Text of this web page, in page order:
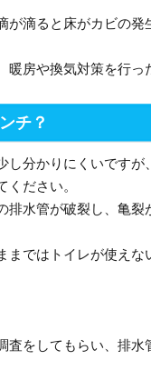
が滴ると床がカビの
房や換気対策を行っ
チ？
し分かりにくいです
ださい。
排水管が破裂し、亀
まではトイレが使え
査をしてもらい、排